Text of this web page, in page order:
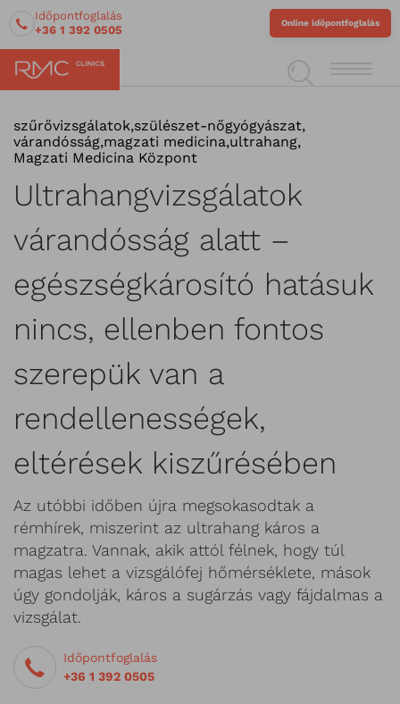
Időpontfoglalás
+36 1 392 0505
Online időpontfoglalás
szűrővizsgálatok,szülészet-nőgyógyászat,
várandósság,magzati medicina,ultrahang,
Magzati Medicina Központ
Ultrahangvizsgálatok
várandósság alatt –
egészségkárosító hatásuk
nincs, ellenben fontos
szerepük van a
rendellenességek,
eltérések kiszűrésében
Az utóbbi időben újra megsokasodtak a
rémhírek, miszerint az ultrahang káros a
magzatra. Vannak, akik attól félnek, hogy túl
magas lehet a vizsgálófej hőmérséklete, mások
úgy gondolják, káros a sugárzás vagy fájdalmas a
vizsgálat.
Időpontfoglalás
+36 1 392 0505